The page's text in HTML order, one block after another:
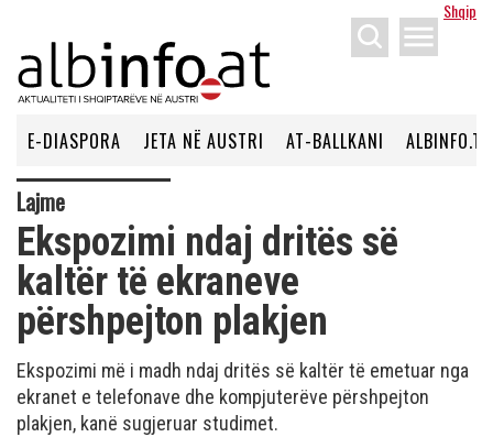
Shqip
menu
E-DIASPORA JETA NË AUSTRI AT-BALLKANI ALBINFO.TV
Lajme
Ekspozimi ndaj dritës së
kaltër të ekraneve
përshpejton plakjen
Ekspozimi më i madh ndaj dritës së kaltër të emetuar nga
ekranet e telefonave dhe kompjuterëve përshpejton
plakjen, kanë sugjeruar studimet.